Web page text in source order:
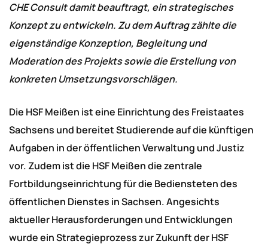
CHE Consult damit beauftragt, ein strategisches
Konzept zu entwickeln. Zu dem Auftrag zählte die
eigenständige Konzeption, Begleitung und
Moderation des Projekts sowie die Erstellung von
konkreten Umsetzungsvorschlägen.
Die HSF Meißen ist eine Einrichtung des Freistaates
Sachsens und bereitet Studierende auf die künftigen
Aufgaben in der öffentlichen Verwaltung und Justiz
vor. Zudem ist die HSF Meißen die zentrale
Fortbildungseinrichtung für die Bediensteten des
öffentlichen Dienstes in Sachsen. Angesichts
aktueller Herausforderungen und Entwicklungen
wurde ein Strategieprozess zur Zukunft der HSF